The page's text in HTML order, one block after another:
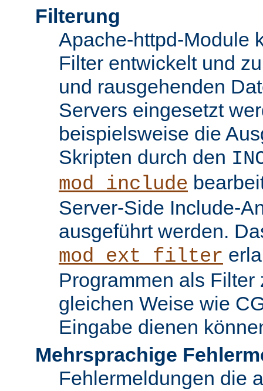
Filterung
Apache-httpd-Module
Filter entwickelt und
und rausgehenden
Servers eingesetzt
beispielsweise die
Skripten durch den
mod_include
Server-Side Include-
ausgeführt werden.
mod_ext_filter
Programmen als Filter
gleichen Weise wie
Eingabe dienen
Mehrsprachige
Fehlermeldungen die